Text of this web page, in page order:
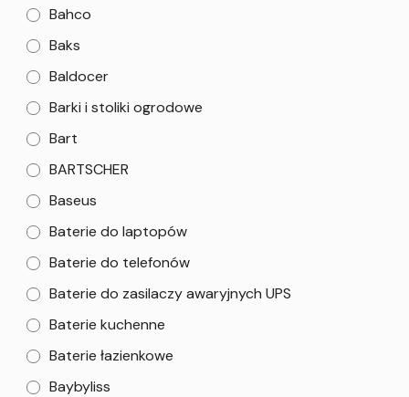
Bahco
Baks
Baldocer
Barki i stoliki ogrodowe
Bart
BARTSCHER
Baseus
Baterie do laptopów
Baterie do telefonów
Baterie do zasilaczy awaryjnych UPS
Baterie kuchenne
Baterie łazienkowe
Baybyliss